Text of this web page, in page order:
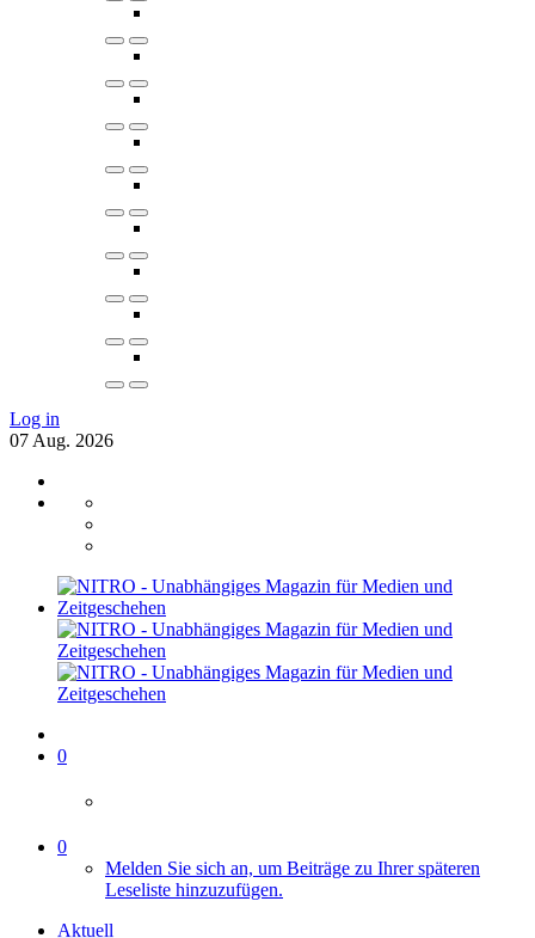
Log in
07 Aug. 2026
0
0
Melden Sie sich an, um Beiträge zu Ihrer späteren
Leseliste hinzuzufügen.
Aktuell